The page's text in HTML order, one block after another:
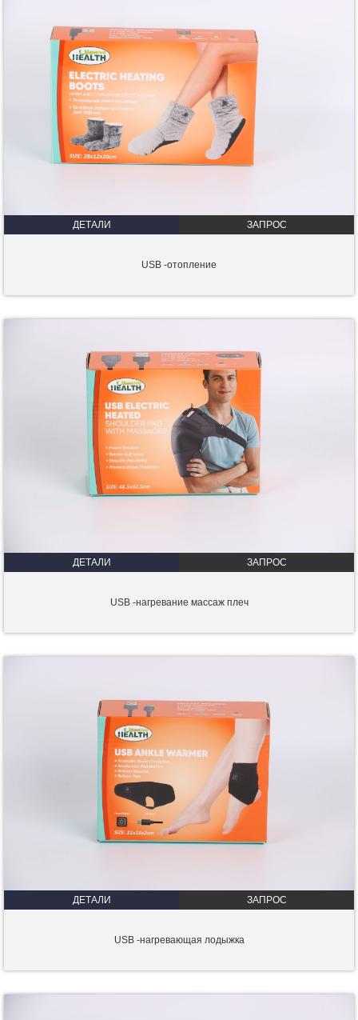
ДЕТАЛИ ЗАПРОС
USB -отопление
ДЕТАЛИ ЗАПРОС
USB -нагревание массаж плеч
ДЕТАЛИ ЗАПРОС
USB -нагревающая лодыжка